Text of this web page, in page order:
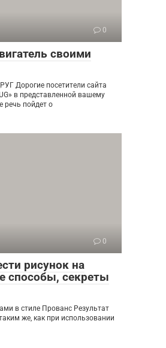
0
своими
Дорогие посетители сайта
в представленной вашему
речь пойдет о
0
рисунок на
способы, секреты
в стиле Прованс Результат
же, как при использовании